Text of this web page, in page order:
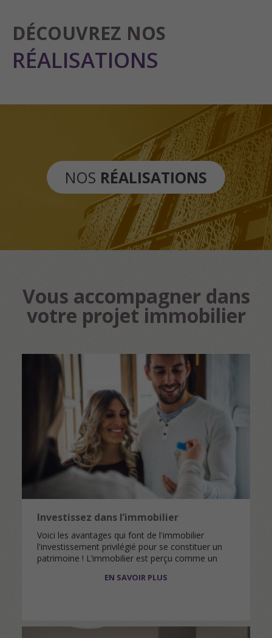
DÉCOUVREZ NOS
RÉALISATIONS
NOS RÉALISATIONS
Vous accompagner dans
votre projet immobilier
Investissez dans l’immobilier
Voici les avantages qui font de l'immobilier
l'investissement privilégié pour se constituer un
patrimoine ! L’immobilier est perçu comme un
EN SAVOIR PLUS